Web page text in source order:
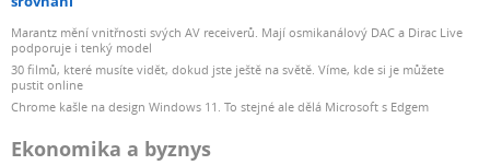
Marantz mění vnitřnosti svých AV receiverů. Mají osmikanálový DAC a Dirac Live
podporuje i tenký model
30 filmů, které musíte vidět, dokud jste ještě na světě. Víme, kde si je můžete
pustit online
Chrome kašle na design Windows 11. To stejné ale dělá Microsoft s Edgem
Ekonomika a byznys